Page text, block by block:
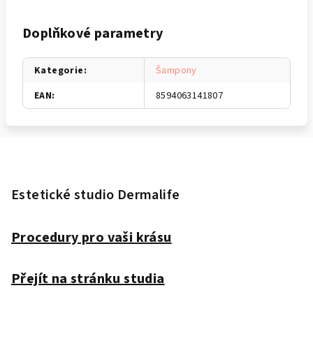
Doplňkové parametry
Kategorie:
Šampony
EAN: 8594063141807
Estetické studio Dermalife
Procedury pro vaši krásu
Přejít na stránku studia